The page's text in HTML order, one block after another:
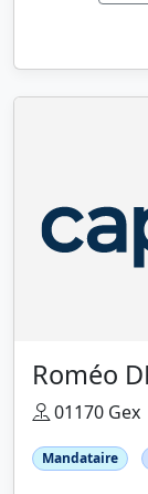
Roméo
01170 Gex
Mandataire